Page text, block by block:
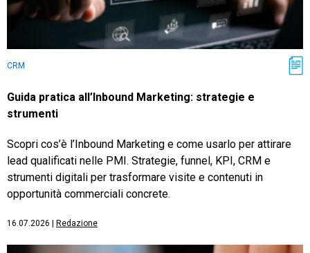
CRM
Guida pratica all’Inbound Marketing: strategie e
strumenti
Scopri cos’è l’Inbound Marketing e come usarlo per attirare
lead qualificati nelle PMI. Strategie, funnel, KPI, CRM e
strumenti digitali per trasformare visite e contenuti in
opportunità commerciali concrete.
16.07.2026 Redazione